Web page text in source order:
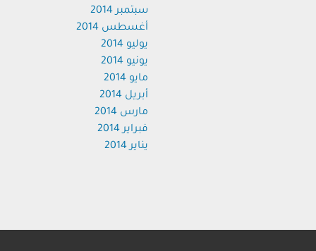
سبتمبر 2014
أغسطس 2014
يوليو 2014
يونيو 2014
مايو 2014
أبريل 2014
مارس 2014
فبراير 2014
يناير 2014